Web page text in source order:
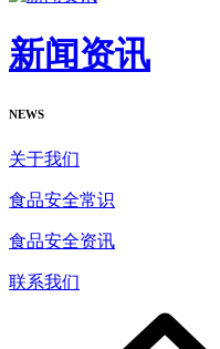
新闻资讯
NEWS
关于我们
食品安全常识
食品安全资讯
联系我们